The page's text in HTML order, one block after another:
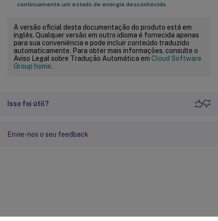
continuamente um estado de energia desconhecido
A versão oficial desta documentação do produto está em
inglês. Qualquer versão em outro idioma é fornecida apenas
para sua conveniência e pode incluir conteúdo traduzido
automaticamente. Para obter mais informações, consulte o
Aviso Legal sobre Tradução Automática em Cloud Software
Group home.
Isso foi útil?
Envie-nos o seu feedback